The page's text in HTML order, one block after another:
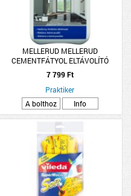
MELLERUD MELLERUD
CEMENTFÁTYOL ELTÁVOLÍTÓ
MÁRVÁNY 1,0 L
7 799 Ft
Praktiker
A bolthoz
Info